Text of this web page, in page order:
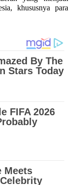
khususnya para